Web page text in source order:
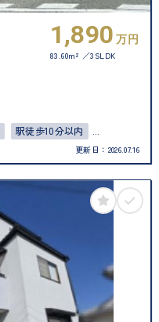
1,890 万円
83.60m² 3SLDK
駅徒歩10分以内
更新日： 2026.07.16